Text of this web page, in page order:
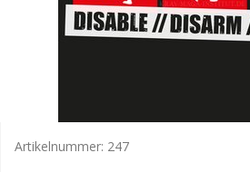
Artikelnummer: 247